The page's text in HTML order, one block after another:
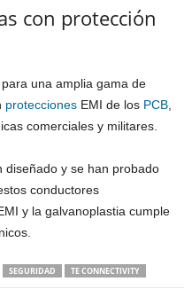
con protección
una amplia gama de
protecciones EMI de los PCB
comerciales y militares.
diseñado y se han probado
conductores
y la galvanoplastia cumple
SEGURIDAD TE CONNECTIVITY